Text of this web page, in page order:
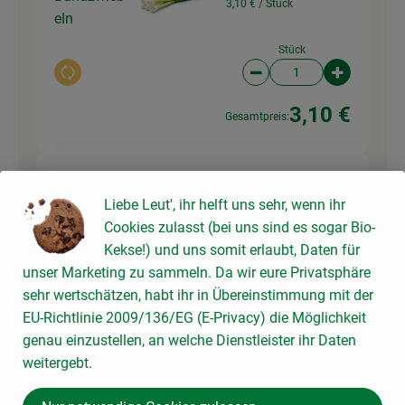
eln
Auswahl ändern
3,10 € / Stück
Stück
Artikelanzahl
Gesamtpreis:3,10 €
200 g
Oliven
Auswahl ändern
natur, entsteint
16,79 € /kg
Artikelanzahl
Gesamtpreis: 5,29 €
Liebe Leut', ihr helft uns sehr, wenn ihr
Cookies zulasst (bei uns sind es sogar Bio-
Kekse!) und uns somit erlaubt, Daten für
unser Marketing zu sammeln. Da wir eure Privatsphäre
sehr wertschätzen, habt ihr in Übereinstimmung mit der
EU-Richtlinie 2009/136/EG (E-Privacy) die Möglichkeit
genau einzustellen, an welche Dienstleister ihr Daten
weitergebt.